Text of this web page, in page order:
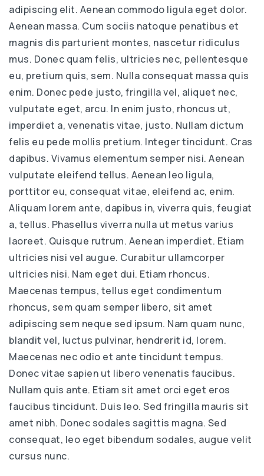
adipiscing elit. Aenean commodo ligula eget dolor.
Aenean massa. Cum sociis natoque penatibus et
magnis dis parturient montes, nascetur ridiculus
mus. Donec quam felis, ultricies nec, pellentesque
eu, pretium quis, sem. Nulla consequat massa quis
enim. Donec pede justo, fringilla vel, aliquet nec,
vulputate eget, arcu. In enim justo, rhoncus ut,
imperdiet a, venenatis vitae, justo. Nullam dictum
felis eu pede mollis pretium. Integer tincidunt. Cras
dapibus. Vivamus elementum semper nisi. Aenean
vulputate eleifend tellus. Aenean leo ligula,
porttitor eu, consequat vitae, eleifend ac, enim.
Aliquam lorem ante, dapibus in, viverra quis, feugiat
a, tellus. Phasellus viverra nulla ut metus varius
laoreet. Quisque rutrum. Aenean imperdiet. Etiam
ultricies nisi vel augue. Curabitur ullamcorper
ultricies nisi. Nam eget dui. Etiam rhoncus.
Maecenas tempus, tellus eget condimentum
rhoncus, sem quam semper libero, sit amet
adipiscing sem neque sed ipsum. Nam quam nunc,
blandit vel, luctus pulvinar, hendrerit id, lorem.
Maecenas nec odio et ante tincidunt tempus.
Donec vitae sapien ut libero venenatis faucibus.
Nullam quis ante. Etiam sit amet orci eget eros
faucibus tincidunt. Duis leo. Sed fringilla mauris sit
amet nibh. Donec sodales sagittis magna. Sed
consequat, leo eget bibendum sodales, augue velit
cursus nunc.